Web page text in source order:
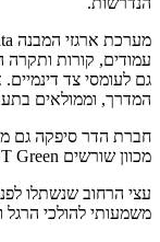
עמודים, קורות ותקרה
גם לעומסי צד
המדרך, וממולאים
חברת הדר סיפקה גם
מכוון שורשים CT Green, ושרוול טפטוף טמון דגם הדר.
עצי הרחוב שנשתלו
משמעותי להולכי הרגל